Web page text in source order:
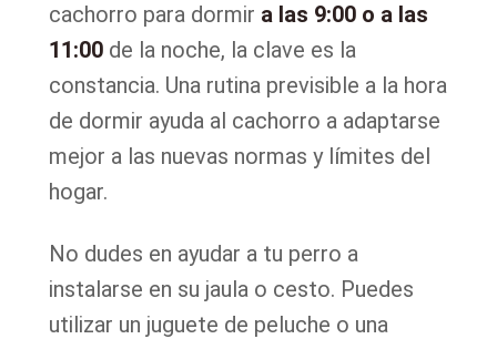
cachorro para dormir a las 9:00 o a las
11:00 de la noche, la clave es la
constancia. Una rutina previsible a la hora
de dormir ayuda al cachorro a adaptarse
mejor a las nuevas normas y límites del
hogar.
No dudes en ayudar a tu perro a
instalarse en su jaula o cesto. Puedes
utilizar un juguete de peluche o una